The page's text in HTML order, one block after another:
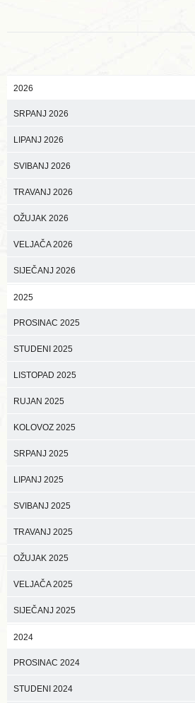
2026
SRPANJ 2026
LIPANJ 2026
SVIBANJ 2026
TRAVANJ 2026
OŽUJAK 2026
VELJAČA 2026
SIJEČANJ 2026
2025
PROSINAC 2025
STUDENI 2025
LISTOPAD 2025
RUJAN 2025
KOLOVOZ 2025
SRPANJ 2025
LIPANJ 2025
SVIBANJ 2025
TRAVANJ 2025
OŽUJAK 2025
VELJAČA 2025
SIJEČANJ 2025
2024
PROSINAC 2024
STUDENI 2024